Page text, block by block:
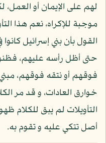
لهم على الإيمان أو
موجبة للإكراه، نعم هذا
القول بأن بني إسرائيل
حتى أظل رأسه عليهم،
فوقهم أو نتقه فوقهم،
خوارق العادات، و قد مر
التأويلات لم يبق للكلام
أصل تتكي عليه و تقوم به.